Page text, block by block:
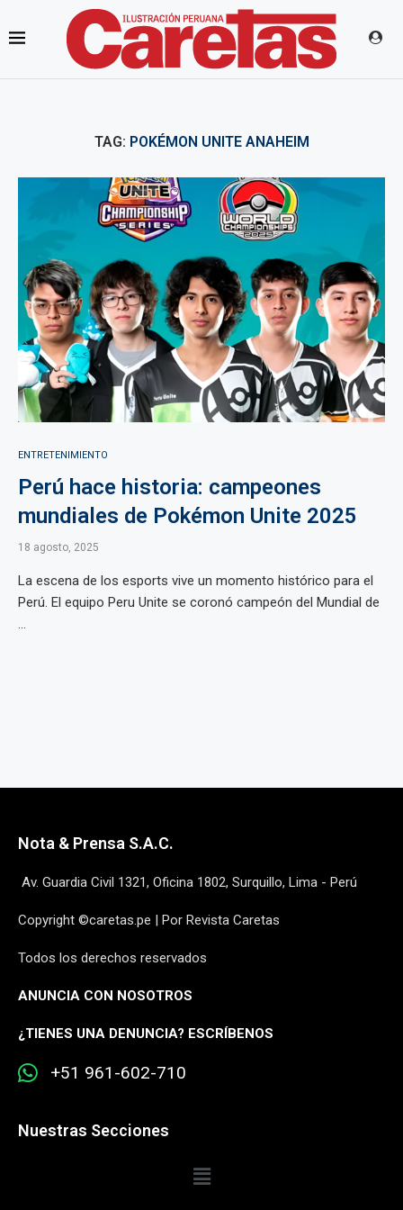
TAG: POKÉMON UNITE ANAHEIM
ENTRETENIMIENTO
Perú hace historia: campeones
mundiales de Pokémon Unite 2025
18 agosto, 2025
La escena de los esports vive un momento histórico para el
Perú. El equipo Peru Unite se coronó campeón del Mundial de
...
Nota & Prensa S.A.C.
Av. Guardia Civil 1321, Oficina 1802, Surquillo, Lima - Perú
Copyright ©caretas.pe | Por Revista Caretas
Todos los derechos reservados
ANUNCIA CON NOSOTROS
¿TIENES UNA DENUNCIA? ESCRÍBENOS
+51 961-602-710
Nuestras Secciones